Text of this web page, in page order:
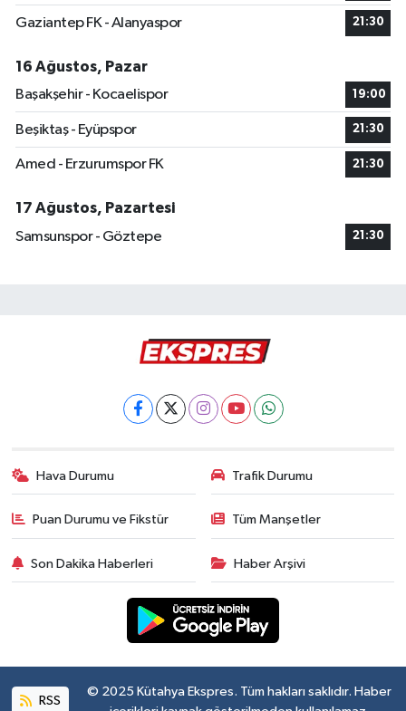
Gaziantep FK - Alanyaspor 21:30
16 Ağustos, Pazar
Başakşehir - Kocaelispor
19:00
Beşiktaş - Eyüpspor 21:30
Amed - Erzurumspor FK 21:30
17 Ağustos, Pazartesi
Samsunspor - Göztepe
21:30
Hava Durumu Trafik Durumu
Puan Durumu ve Fikstür Tüm Manşetler
Son Dakika Haberleri Haber Arşivi
RSS
© 2025 Kütahya Ekspres. Tüm hakları saklıdır. Haber